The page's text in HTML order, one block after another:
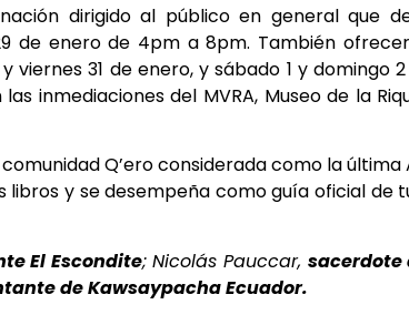
dirigido al público en general que
de enero de 4pm a 8pm. También
viernes 31 de enero, y sábado 1 y domingo
inmediaciones del MVRA, Museo de la
Q’ero considerada como la última
libros y se desempeña como guía oficial de
El Escondite; Nicolás Pauccar, sacerdote
de Kawsaypacha Ecuador.